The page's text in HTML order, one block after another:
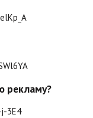
рекламу?
3E4